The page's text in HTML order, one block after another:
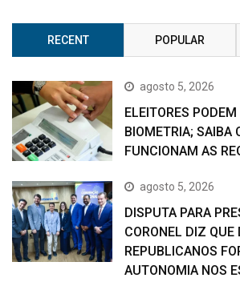
RECENT POPULAR
agosto 5, 2026
ELEITORES
BIOMETRIA; SAIBA
FUNCIONAM AS
agosto 5, 2026
DISPUTA PARA
CORONEL DIZ QUE
REPUBLICANOS
AUTONOMIA NOS